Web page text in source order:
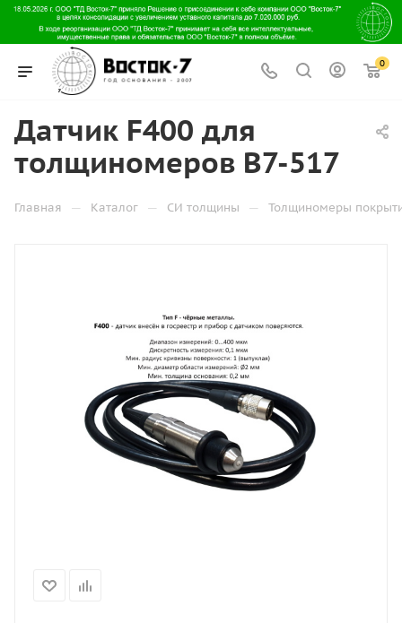
0
Датчик F400 для
толщиномеров В7-517
Главная — Каталог — СИ толщины — Толщиномеры